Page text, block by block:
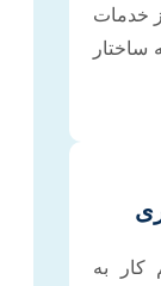
خدمات
ساختار
کار به